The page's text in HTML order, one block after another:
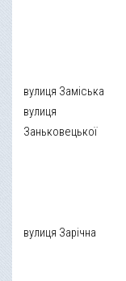
вулиця Заміська
вулиця
Заньковецької
вулиця Зарічна